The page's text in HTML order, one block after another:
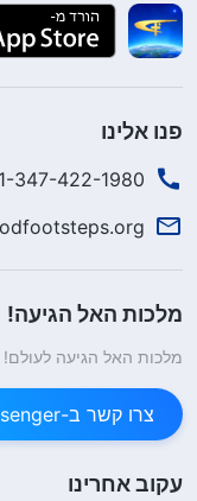
פנו אלינו
1-347-422-1980+
מלכות האל הגיעה!
מלכות האל הגיעה
צרו קשר ב-Messenger
עקוב אחרינו